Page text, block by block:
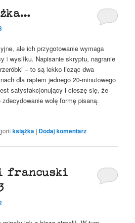
ale ich przygotowanie wymaga
i wysiłku. Napisanie skryptu, nagranie
– to są lekko licząc dwa
dla raptem jednego 20-minutowego
satysfakcjonujący i cieszę się, że
wolę formę pisaną.
książka | Dodaj komentarz
francuski